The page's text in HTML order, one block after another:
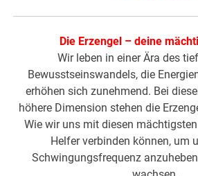
Die Erzengel – deine
Wir leben in einer Ära des
Bewusstseinswandels, die
erhöhen sich zunehmend. Bei
höhere Dimension stehen die
Wie wir uns mit diesen
Helfer verbinden können, um
Schwingungsfrequenz